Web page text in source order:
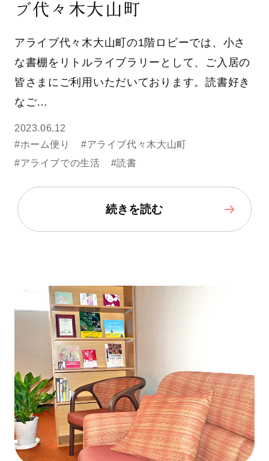
ブ代々木大山町
アライブ代々木大山町の1階ロビーでは、小さ
な書棚をリトルライブラリーとして、ご入居の
皆さまにご利用いただいております。読書好き
なご…
2023.06.12
#ホーム便り
#アライブ代々木大山町
#アライブでの生活
#読書
続きを読む